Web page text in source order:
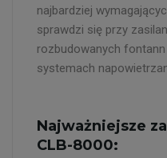
najbardziej
sprawdzi się przy
rozbudowanych
systemach
Najważniejsze
CLB-8000: